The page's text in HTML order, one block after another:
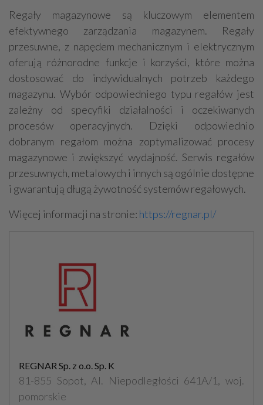
Regały magazynowe są kluczowym elementem
efektywnego zarządzania magazynem. Regały
przesuwne, z napędem mechanicznym i elektrycznym
oferują różnorodne funkcje i korzyści, które można
dostosować do indywidualnych potrzeb każdego
magazynu. Wybór odpowiedniego typu regałów jest
zależny od specyfiki działalności i oczekiwanych
procesów operacyjnych. Dzięki odpowiednio
dobranym regałom można zoptymalizować procesy
magazynowe i zwiększyć wydajność. Serwis regałów
przesuwnych, metalowych i innych są ogólnie dostępne
i gwarantują długą żywotność systemów regałowych.
Więcej informacji na stronie: https://regnar.pl/
REGNAR Sp. z o.o. Sp. K
81-855 Sopot, Al. Niepodległości 641A/1, woj.
pomorskie